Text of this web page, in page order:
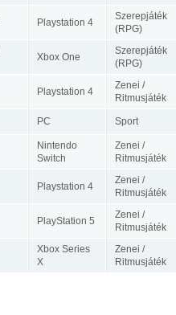
Playstation 4
Szerepjáték
(RPG)
Xbox One
Szerepjáték
(RPG)
Playstation 4
Zenei /
Ritmusjáték
PC Sport
Nintendo
Switch
Zenei /
Ritmusjáték
Playstation 4
Zenei /
Ritmusjáték
PlayStation 5
Zenei /
Ritmusjáték
Xbox Series
X
Zenei /
Ritmusjáték